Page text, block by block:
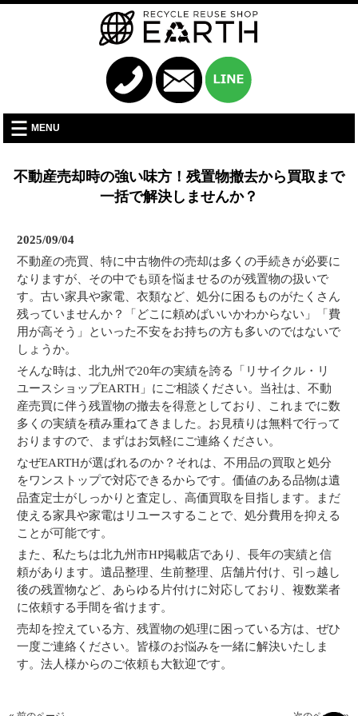
MENU
不動産売却時の強い味方！残置物撤去から買取まで
一括で解決しませんか？
2025/09/04
不動産の売買、特に中古物件の売却は多くの手続きが必要に
なりますが、その中でも頭を悩ませるのが残置物の扱いで
す。古い家具や家電、衣類など、処分に困るものがたくさん
残っていませんか？「どこに頼めばいいかわからない」「費
用が高そう」といった不安をお持ちの方も多いのではないで
しょうか。
そんな時は、北九州で20年の実績を誇る「リサイクル・リ
ユースショップEARTH」にご相談ください。当社は、不動
産売買に伴う残置物の撤去を得意としており、これまでに数
多くの実績を積み重ねてきました。お見積りは無料で行って
おりますので、まずはお気軽にご連絡ください。
なぜEARTHが選ばれるのか？それは、不用品の買取と処分
をワンストップで対応できるからです。価値のある品物は遺
品査定士がしっかりと査定し、高価買取を目指します。まだ
使える家具や家電はリユースすることで、処分費用を抑える
ことが可能です。
また、私たちは北九州市HP掲載店であり、長年の実績と信
頼があります。遺品整理、生前整理、店舗片付け、引っ越し
後の残置物など、あらゆる片付けに対応しており、複数業者
に依頼する手間を省けます。
売却を控えている方、残置物の処理に困っている方は、ぜひ
一度ご連絡ください。皆様のお悩みを一緒に解決いたしま
す。法人様からのご依頼も大歓迎です。